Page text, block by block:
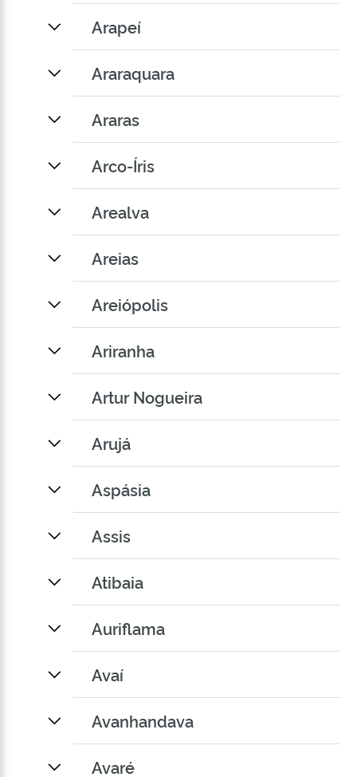
Arapeí
Araraquara
Araras
Arco-Íris
Arealva
Areias
Areiópolis
Ariranha
Artur Nogueira
Arujá
Aspásia
Assis
Atibaia
Auriflama
Avaí
Avanhandava
Avaré